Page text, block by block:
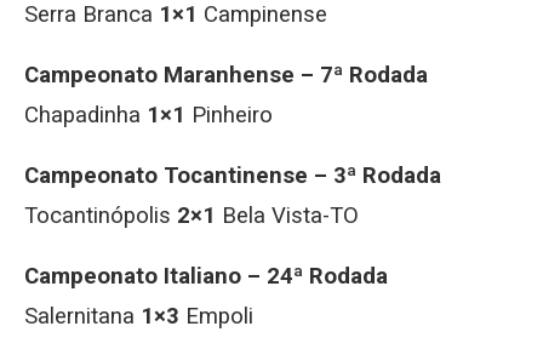
Serra Branca 1×1 Campinense
Campeonato Maranhense – 7ª Rodada
Chapadinha 1×1 Pinheiro
Campeonato Tocantinense – 3ª Rodada
Tocantinópolis 2×1 Bela Vista-TO
Campeonato Italiano – 24ª Rodada
Salernitana 1×3 Empoli